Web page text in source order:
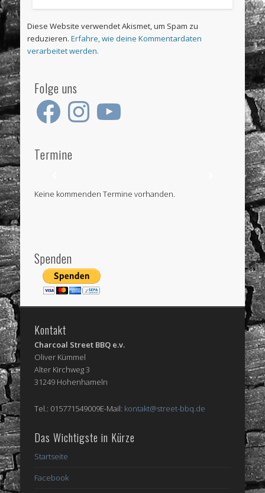
Diese Website verwendet Akismet, um Spam zu
reduzieren.Erfahre, wie deine Kommentardaten
verarbeitet werden.
Folge uns
Facebook Instagram
Termine
Keine kommenden Termine vorhanden.
Spenden
Kontakt
Charcoal Street BBQ e.v.
Oliver Kümmel
Alter Kirchweg 3
31249 Hohenhameln
Tel.: 015771549009E-Mail: kontakt@street-bbq.de
Das Wichtigste in Kürze
Startseite
Facebook